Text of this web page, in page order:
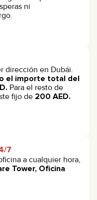
ni
dirección en Dubái.
el importe total del
Para el resto de
fijo de 200 AED.
7
a cualquier hora,
Tower, Oficina